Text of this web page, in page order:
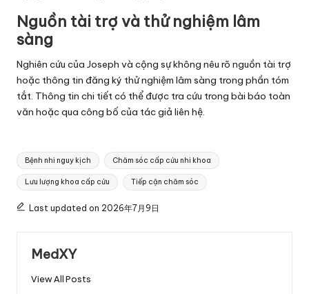
Nguồn tài trợ và thử nghiệm lâm
sàng
Nghiên cứu của Joseph và cộng sự không nêu rõ nguồn tài trợ
hoặc thông tin đăng ký thử nghiệm lâm sàng trong phần tóm
tắt. Thông tin chi tiết có thể được tra cứu trong bài báo toàn
văn hoặc qua công bố của tác giả liên hệ.
Tags:
Bệnh nhi nguy kịch Chăm sóc cấp cứu nhi khoa
Lưu lượng khoa cấp cứu Tiếp cận chăm sóc
Last updated on 2026年7月9日
MedXY
View All Posts